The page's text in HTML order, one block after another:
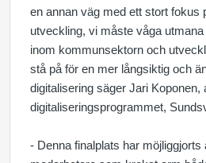
en annan väg med ett stort fokus
utveckling, vi måste våga
inom kommunsektorn och
stå på för en mer långsiktig och
digitalisering säger Jari Koponen,
digitaliseringsprogrammet,
- Denna finalplats har